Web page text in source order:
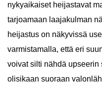
nykyaikaiset heijastavat
tarjoamaan laajakulman
heijastus on näkyvissä
varmistamalla, että eri
voivat silti nähdä
olisikaan suoraan